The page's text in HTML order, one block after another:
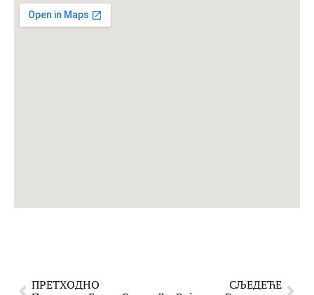
ПРЕТХОДНО
СЉЕДЕЋЕ